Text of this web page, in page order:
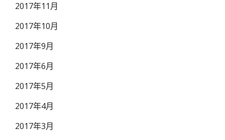
2017年11月
2017年10月
2017年9月
2017年6月
2017年5月
2017年4月
2017年3月